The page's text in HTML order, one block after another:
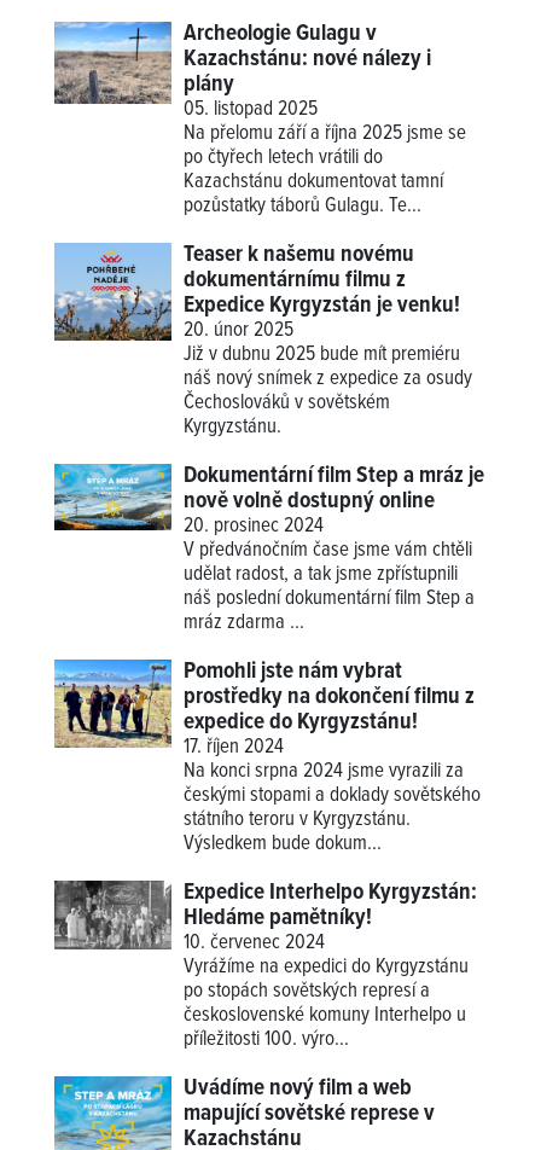
Archeologie Gulagu v
Kazachstánu: nové nálezy i
plány
05. listopad 2025
Na přelomu září a října 2025 jsme se
po čtyřech letech vrátili do
Kazachstánu dokumentovat tamní
pozůstatky táborů Gulagu. Te...
Teaser k našemu novému
dokumentárnímu filmu z
Expedice Kyrgyzstán je venku!
20. únor 2025
Již v dubnu 2025 bude mít premiéru
náš nový snímek z expedice za osudy
Čechoslováků v sovětském
Kyrgyzstánu.
Dokumentární film Step a mráz je
nově volně dostupný online
20. prosinec 2024
V předvánočním čase jsme vám chtěli
udělat radost, a tak jsme zpřístupnili
náš poslední dokumentární film Step a
mráz zdarma ...
Pomohli jste nám vybrat
prostředky na dokončení filmu z
expedice do Kyrgyzstánu!
17. říjen 2024
Na konci srpna 2024 jsme vyrazili za
českými stopami a doklady sovětského
státního teroru v Kyrgyzstánu.
Výsledkem bude dokum...
Expedice Interhelpo Kyrgyzstán:
Hledáme pamětníky!
10. červenec 2024
Vyrážíme na expedici do Kyrgyzstánu
po stopách sovětských represí a
československé komuny Interhelpo u
příležitosti 100. výro...
Uvádíme nový film a web
mapující sovětské represe v
Kazachstánu